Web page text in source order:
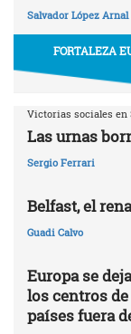
Salvador López Arnal
FORTALEZA
Victorias sociales en
Las urnas
Sergio Ferrari
Belfast, el
Guadi Calvo
Europa se
los centros
países fuera